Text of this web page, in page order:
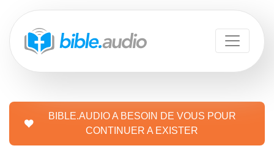
BIBLE.AUDIO A BESOIN DE VOUS POUR
CONTINUER A EXISTER